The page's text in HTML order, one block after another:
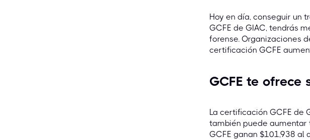
Hoy en día, conseguir un
GCFE de GIAC, tendrás
forense. Organizaciones
certificación GCFE
GCFE te ofrece
La certificación GCFE de
también puede aumentar
GCFE ganan $101,938